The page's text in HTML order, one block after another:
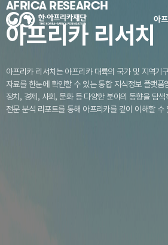
아
AFRICA RESEARCH
아프리카 리서치
아프리카 리서치는 아프리카 대륙의 국가 및 지역기
자료를 한눈에 확인할 수 있는 통합 지식정보 플랫폼
정치, 경제, 사회, 문화 등 다양한 분야의 동향을 탐
전문 분석 리포트를 통해 아프리카를 깊이 이해할 수